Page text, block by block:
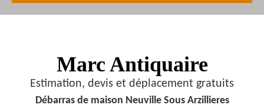
Marc Antiquaire
Estimation, devis et déplacement gratuits
Débarras de maison Neuville Sous Arzillieres